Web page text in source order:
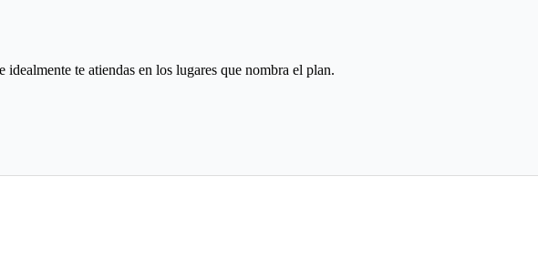
idealmente te atiendas en los lugares que nombra el plan.